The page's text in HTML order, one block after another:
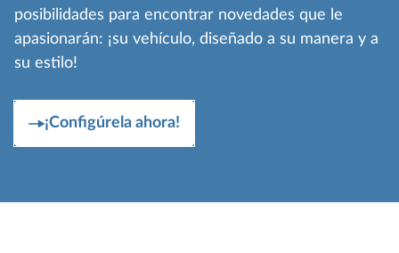
posibilidades para encontrar novedades que le
apasionarán: ¡su vehículo, diseñado a su manera y a
su estilo!
¡Configúrela ahora!